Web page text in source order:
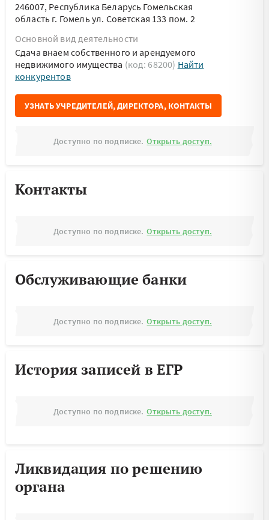
246007, Республика Беларусь Гомельская
область г. Гомель ул. Советская 133 пом. 2
Основной вид деятельности
Сдача внаем собственного и арендуемого
недвижимого имущества (код: 68200) Найти
конкурентов
УЗНАТЬ УЧРЕДИТЕЛЕЙ, ДИРЕКТОРА, КОНТАКТЫ
Доступно по подписке. Открыть доступ.
Контакты
Доступно по подписке. Открыть доступ.
Обслуживающие банки
Доступно по подписке. Открыть доступ.
История записей в ЕГР
Доступно по подписке. Открыть доступ.
Ликвидация по решению
органа